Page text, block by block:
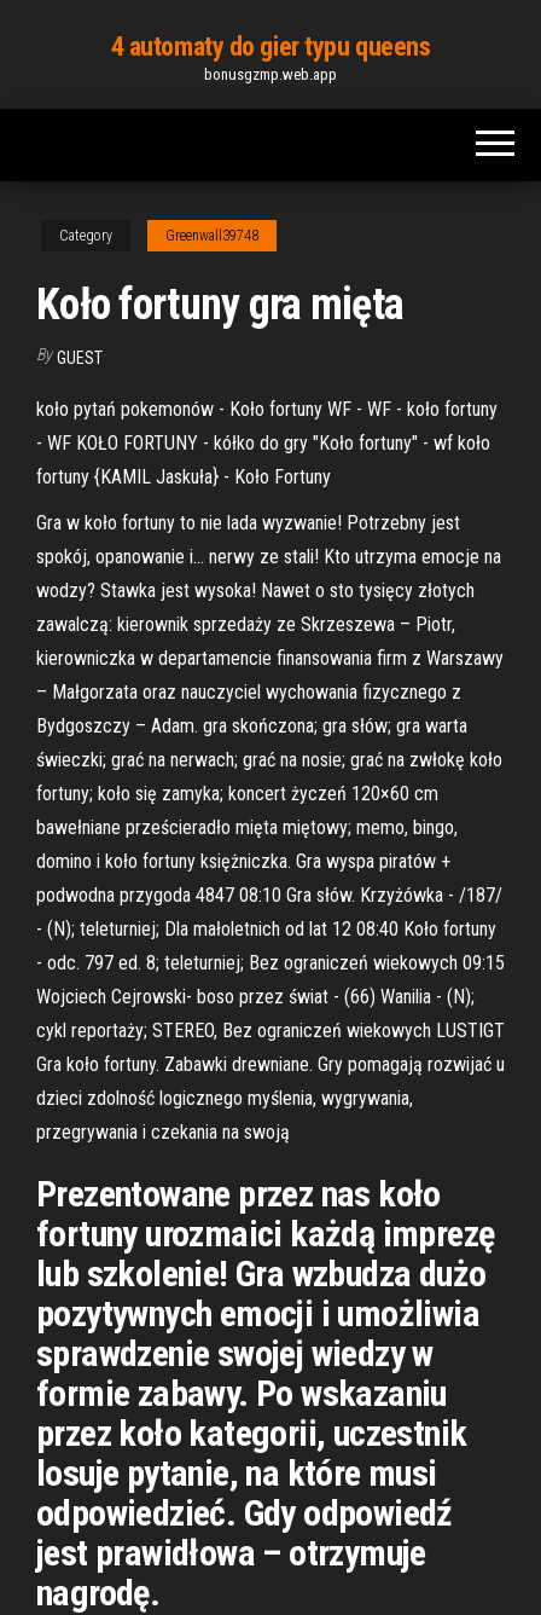
content
4 automaty do gier typu queens
bonusgzmp.web.app
Category Greenwall39748
Koło fortuny gra mięta
By GUEST
koło pytań pokemonów - Koło fortuny WF - WF - koło fortuny
- WF KOŁO FORTUNY - kółko do gry "Koło fortuny" - wf koło
fortuny {KAMIL Jaskuła} - Koło Fortuny
Gra w koło fortuny to nie lada wyzwanie! Potrzebny jest
spokój, opanowanie i… nerwy ze stali! Kto utrzyma emocje na
wodzy? Stawka jest wysoka! Nawet o sto tysięcy złotych
zawalczą: kierownik sprzedaży ze Skrzeszewa – Piotr,
kierowniczka w departamencie finansowania firm z Warszawy
– Małgorzata oraz nauczyciel wychowania fizycznego z
Bydgoszczy – Adam. gra skończona; gra słów; gra warta
świeczki; grać na nerwach; grać na nosie; grać na zwłokę koło
fortuny; koło się zamyka; koncert życzeń 120×60 cm
bawełniane prześcieradło mięta miętowy; memo, bingo,
domino i koło fortuny księżniczka. Gra wyspa piratów +
podwodna przygoda 4847 08:10 Gra słów. Krzyżówka - /187/
- (N); teleturniej; Dla małoletnich od lat 12 08:40 Koło fortuny
- odc. 797 ed. 8; teleturniej; Bez ograniczeń wiekowych 09:15
Wojciech Cejrowski- boso przez świat - (66) Wanilia - (N);
cykl reportaży; STEREO, Bez ograniczeń wiekowych LUSTIGT
Gra koło fortuny. Zabawki drewniane. Gry pomagają rozwijać u
dzieci zdolność logicznego myślenia, wygrywania,
przegrywania i czekania na swoją
Prezentowane przez nas koło
fortuny urozmaici każdą imprezę
lub szkolenie! Gra wzbudza dużo
pozytywnych emocji i umożliwia
sprawdzenie swojej wiedzy w
formie zabawy. Po wskazaniu
przez koło kategorii, uczestnik
losuje pytanie, na które musi
odpowiedzieć. Gdy odpowiedź
jest prawidłowa – otrzymuje
nagrodę.